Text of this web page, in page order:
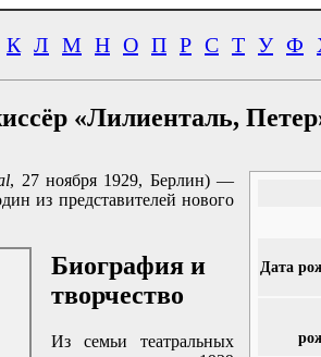
К Л М Н О П Р С Т У Ф
«Лилиенталь,
Дата
, 27 ноября 1929, Берлин) —
из представителей нового
Биография и
творчество
Из семьи театральных